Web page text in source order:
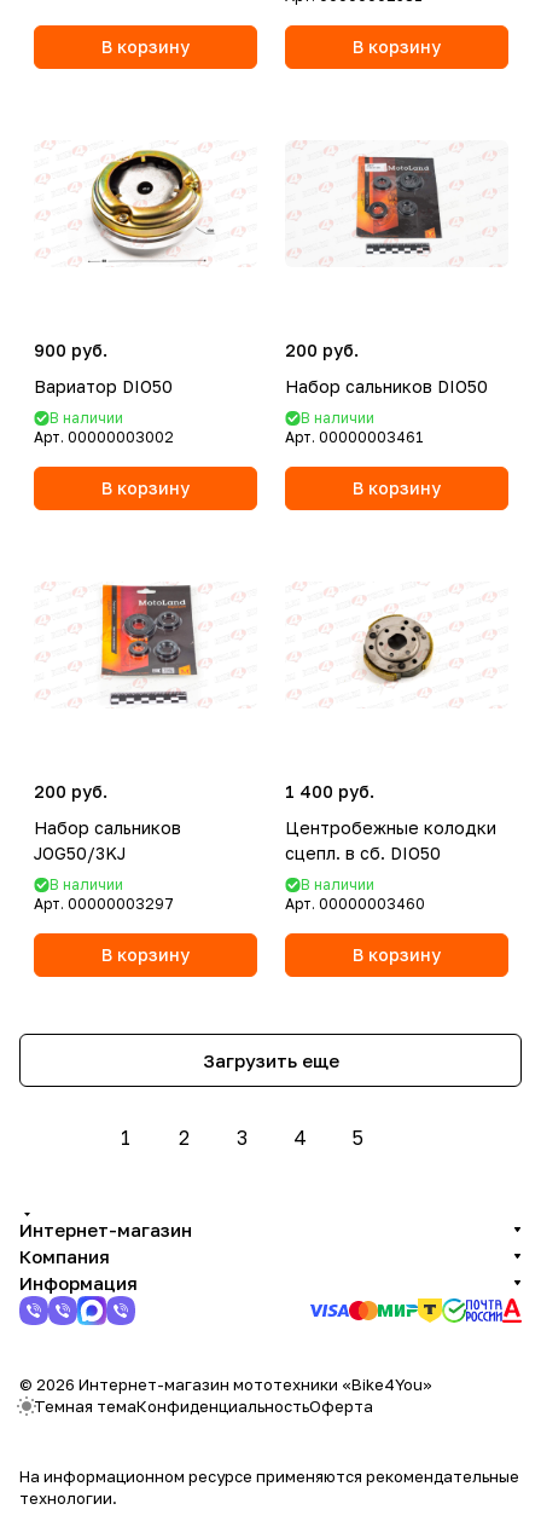
В корзину В корзину
900 руб.
Вариатор DIO50
В наличии
Арт. 00000003002
В корзину
200 руб.
Набор сальников DIO50
В наличии
Арт. 00000003461
В корзину
200 руб.
Набор сальников
JOG50/3KJ
В наличии
Арт. 00000003297
В корзину
1 400 руб.
Центробежные колодки
сцепл. в сб. DIO50
В наличии
Арт. 00000003460
В корзину
Загрузить еще
1 2 3 4 5
Интернет-магазин
Компания
Информация
© 2026 Интернет-магазин мототехники «Bike4You»
Темная темаКонфиденциальностьОферта
На информационном ресурсе применяются рекомендательные
технологии.